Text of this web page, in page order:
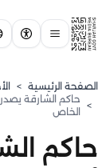
الصفحة الرئيسية >
>
حاكم الشارقة
الخاص
حاكم